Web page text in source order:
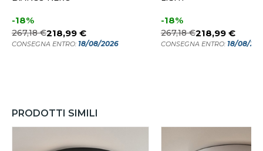
-18%
267,18 €218,99 €
CONSEGNA ENTRO: 18/08/2026
-18%
267,18 €218,99 €
CONSEGNA ENTRO: 18/08/
PRODOTTI SIMILI